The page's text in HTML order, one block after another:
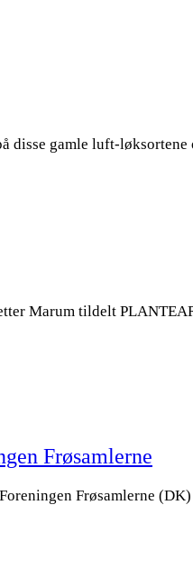
disse gamle luft-
Marum tildelt
Frøsamlerne
Frøsamlerne